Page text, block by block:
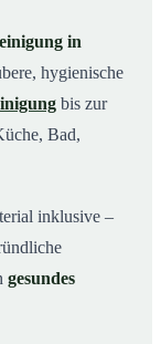
in Eitorf
in
hygienische
bis zur
Bad,
inklusive –
gesundes